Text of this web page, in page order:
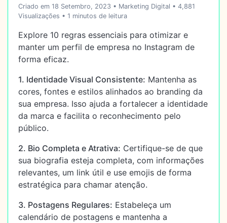
Criado em 18 Setembro, 2023 • Marketing Digital • 4,881
Visualizações • 1 minutos de leitura
Explore 10 regras essenciais para otimizar e
manter um perfil de empresa no Instagram de
forma eficaz.
1. Identidade Visual Consistente: Mantenha as
cores, fontes e estilos alinhados ao branding da
sua empresa. Isso ajuda a fortalecer a identidade
da marca e facilita o reconhecimento pelo
público.
2. Bio Completa e Atrativa: Certifique-se de que
sua biografia esteja completa, com informações
relevantes, um link útil e use emojis de forma
estratégica para chamar atenção.
3. Postagens Regulares: Estabeleça um
calendário de postagens e mantenha a